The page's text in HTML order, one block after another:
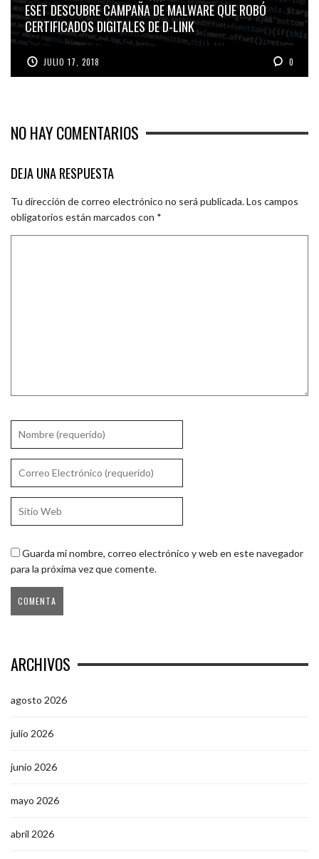
ESET DESCUBRE CAMPAÑA DE MALWARE QUE ROBÓ
CERTIFICADOS DIGITALES DE D-LINK
JULIO 17, 2018 0
NO HAY COMENTARIOS
DEJA UNA RESPUESTA
Tu dirección de correo electrónico no será publicada.Los campos
obligatorios están marcados con *
Guarda mi nombre, correo electrónico y web en este navegador
para la próxima vez que comente.
ARCHIVOS
agosto 2026
julio 2026
junio 2026
mayo 2026
abril 2026